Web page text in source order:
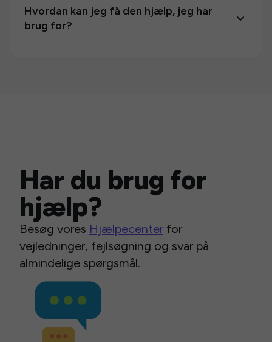
Hvordan kan jeg få den hjælp, jeg har
brug for?
Har du brug for
hjælp?
Besøg vores Hjælpecenter for
vejledninger, fejlsøgning og svar på
almindelige spørgsmål.